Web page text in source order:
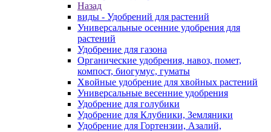
Назад
виды - Удобрений для растений
Универсальные осенние удобрения для
растений
Удобрение для газона
Органические удобрения, навоз, помет,
компост, биогумус, гуматы
Хвойные удобрение для хвойных растений
Универсальные весенние удобрения
Удобрение для голубики
Удобрение для Клубники, Земляники
Удобрение для Гортензии, Азалий,